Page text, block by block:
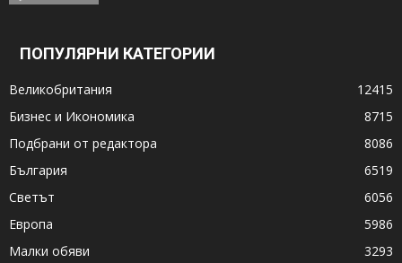
ПОПУЛЯРНИ КАТЕГОРИИ
Великобритания
12415
Бизнес и Икономика
8715
Подбрани от редактора
8086
България
6519
Светът
6056
Европа
5986
Малки обяви
3293